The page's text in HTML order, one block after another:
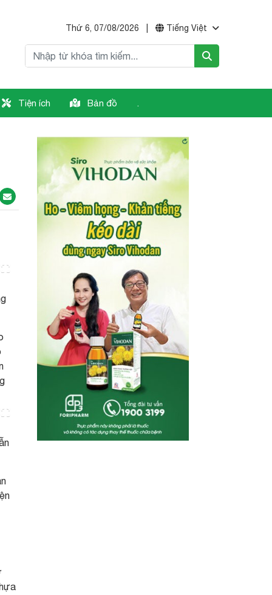
Thứ 6, 07/08/2026 Tiếng Việt
Tiện ích Bản đồ .